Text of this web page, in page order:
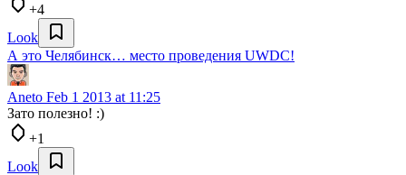
+4
Look
А это Челябинск… место проведения UWDC!
Aneto Feb 1 2013 at 11:25
Зато полезно! :)
+1
Look